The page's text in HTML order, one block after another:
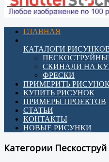
ГЛАВНАЯ
КАТАЛОГИ
СКИНАЛИ НА
ФРЕСКИ
ПРИМЕРИТЬ
КУПИТЬ РИСУНОК
ПРИМЕРЫ ПРОЕКТОВ
СТАТЬИ
КОНТАКТЫ
НОВЫЕ РИСУНКИ
Категории Пескоструй